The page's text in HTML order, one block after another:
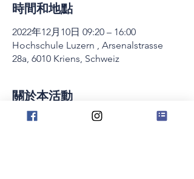
時間和地點
2022年12月10日 09:20 – 16:00
Hochschule Luzern , Arsenalstrasse
28a, 6010 Kriens, Schweiz
關於本活動
Details und Anmeldelink folgen in Kürze